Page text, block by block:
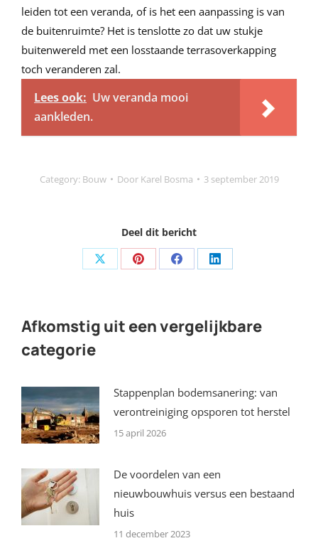
leiden tot een veranda, of is het een aanpassing is van
de buitenruimte? Het is tenslotte zo dat uw stukje
buitenwereld met een losstaande terrasoverkapping
toch veranderen zal.
Lees ook: Uw veranda mooi
aankleden.
Category: Bouw Door Karel Bosma 3 september 2019
Deel dit bericht
Share Share Share Share
Afkomstig uit een vergelijkbare
categorie
Stappenplan bodemsanering: van
verontreiniging opsporen tot herstel
15 april 2026
De voordelen van een
nieuwbouwhuis versus een bestaand
huis
11 december 2023